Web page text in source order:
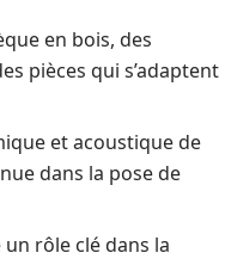
en bois, des
pièces qui s’adaptent
et acoustique de
dans la pose de
rôle clé dans la